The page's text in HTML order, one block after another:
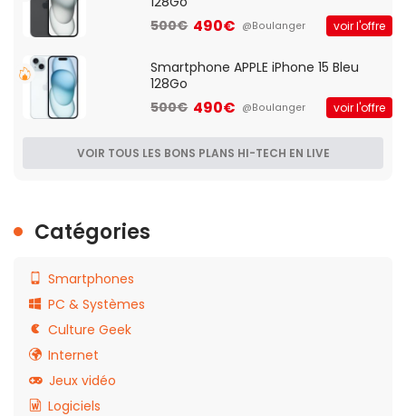
500€ 490€ @Boulanger voir l'offre
Smartphone APPLE iPhone 15 Bleu
128Go
500€ 490€ @Boulanger voir l'offre
VOIR TOUS LES BONS PLANS HI-TECH EN LIVE
Catégories
Smartphones
PC & Systèmes
Culture Geek
Internet
Jeux vidéo
Logiciels